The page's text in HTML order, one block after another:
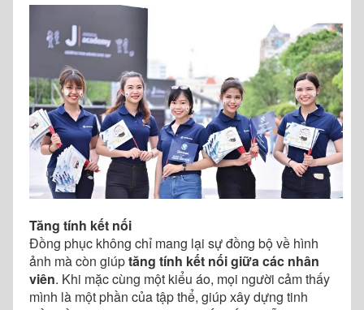
Tăng tính kết nối
Đồng phục không chỉ mang lại sự đồng bộ về hình
ảnh mà còn giúptăng tính kết nối giữa các nhân
viên. Khi mặc cùng một kiểu áo, mọi người cảm thấy
mình là một phần của tập thể, giúp xây dựng tinh